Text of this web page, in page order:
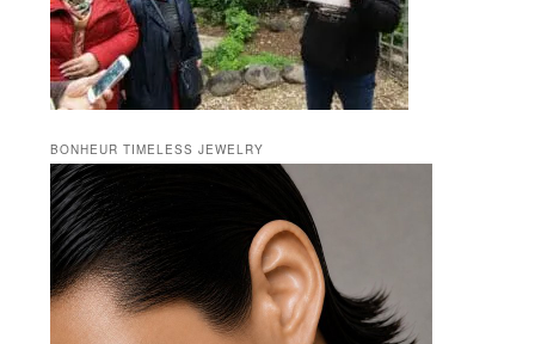
BONHEUR TIMELESS JEWELRY